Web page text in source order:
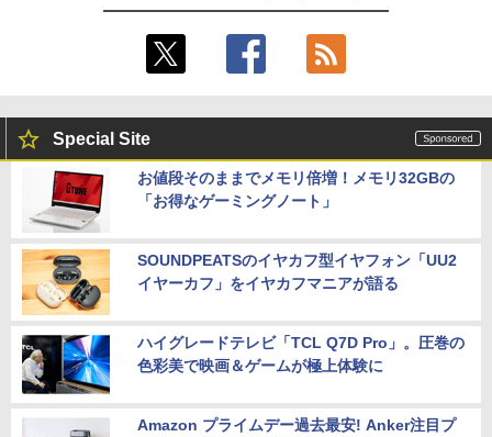
Special Site
お値段そのままでメモリ倍増！メモリ32GBの
「お得なゲーミングノート」
SOUNDPEATSのイヤカフ型イヤフォン「UU2
イヤーカフ」をイヤカフマニアが語る
ハイグレードテレビ「TCL Q7D Pro」。圧巻の
色彩美で映画＆ゲームが極上体験に
Amazon プライムデー過去最安! Anker注目プ